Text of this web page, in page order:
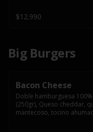
$12.990
Big Burgers
Bacon Cheese
Doble hamburguesa
(250gr), Queso cheddar,
mantecoso, tocino